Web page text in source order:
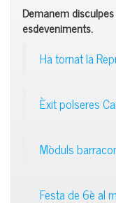
Demanem
esdeveniments.
Ha tornat la
Èxit polseres
Mòduls
Festa de 6è al